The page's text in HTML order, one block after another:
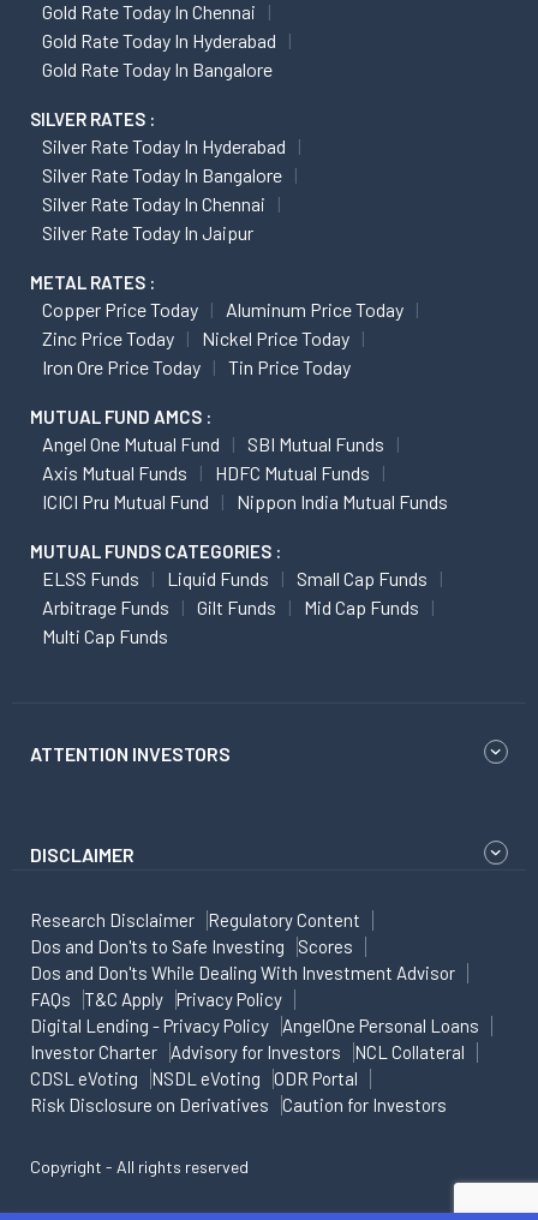
Gold Rate Today In Chennai
Gold Rate Today In Hyderabad
Gold Rate Today In Bangalore
SILVER RATES :
Silver Rate Today In Hyderabad
Silver Rate Today In Bangalore
Silver Rate Today In Chennai
Silver Rate Today In Jaipur
METAL RATES :
Copper Price Today
Aluminum Price Today
Zinc Price Today
Nickel Price Today
Iron Ore Price Today
Tin Price Today
MUTUAL FUND AMCS :
Angel One Mutual Fund
SBI Mutual Funds
Axis Mutual Funds
HDFC Mutual Funds
ICICI Pru Mutual Fund
Nippon India Mutual Funds
MUTUAL FUNDS CATEGORIES :
ELSS Funds Liquid Funds
Small Cap Funds
Arbitrage Funds
Gilt Funds
Mid Cap Funds
Multi Cap Funds
ATTENTION INVESTORS
DISCLAIMER
Research Disclaimer
Regulatory Content
Dos and Don'ts to Safe Investing
Scores
Dos and Don'ts While Dealing With Investment Advisor
FAQs
T&C Apply
Privacy Policy
Digital Lending - Privacy Policy
AngelOne Personal Loans
Investor Charter
Advisory for Investors
NCL Collateral
CDSL eVoting
NSDL eVoting
ODR Portal
Risk Disclosure on Derivatives
Caution for Investors
Copyright - All rights reserved